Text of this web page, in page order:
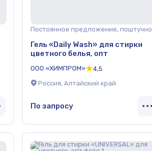
Постоянное предложение, поштучно
Гель «Daily Wash» для стирки
цветного белья, опт
ООО «ХИМПРОМ»
4,5
Россия, Алтайский край
По запросу